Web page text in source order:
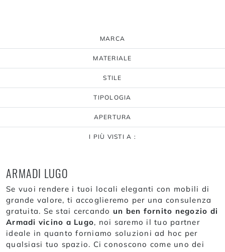
MARCA
MATERIALE
STILE
TIPOLOGIA
APERTURA
I PIÙ VISTI A :
ARMADI LUGO
Se vuoi rendere i tuoi locali eleganti con mobili di
grande valore, ti accoglieremo per una consulenza
gratuita. Se stai cercando un ben fornito negozio di
Armadi vicino a Lugo, noi saremo il tuo partner
ideale in quanto forniamo soluzioni ad hoc per
qualsiasi tuo spazio. Ci conoscono come uno dei